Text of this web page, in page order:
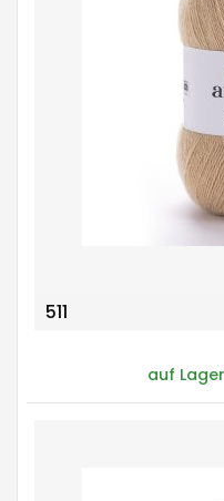
511
auf